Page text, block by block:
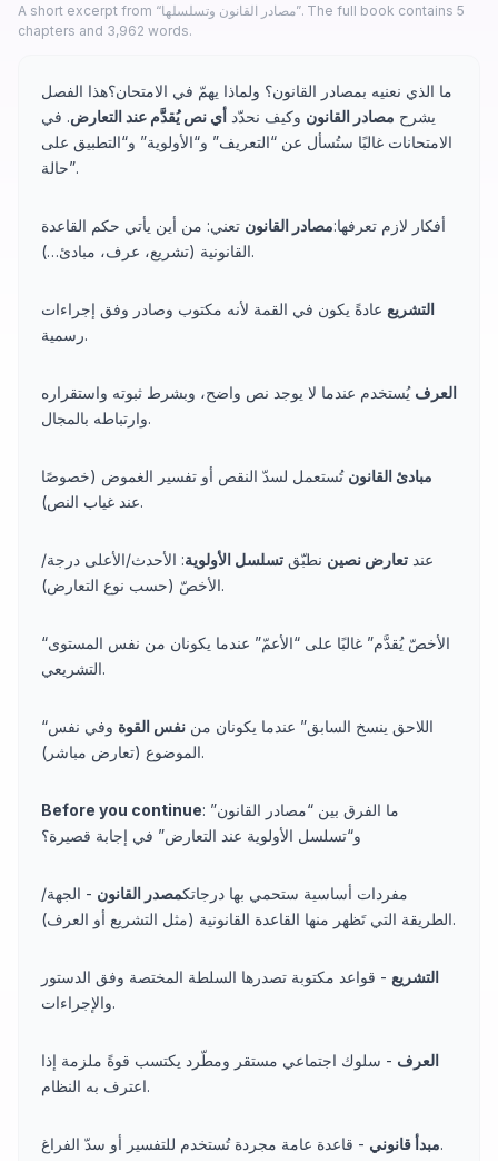
A short excerpt from “مصادر القانون وتسلسلها”. The full book contains 5
chapters and 3,962 words.
ما الذي نعنيه بمصادر القانون؟ ولماذا يهمّ في الامتحان؟هذا الفصل
يشرح مصادر القانون وكيف نحدّد أي نص يُقدَّم عند التعارض. في
الامتحانات غالبًا ستُسأل عن “التعريف” و“الأولوية” و“التطبيق على
حالة”.
أفكار لازم تعرفها:مصادر القانون تعني: من أين يأتي حكم القاعدة
القانونية (تشريع، عرف، مبادئ…).
التشريع عادةً يكون في القمة لأنه مكتوب وصادر وفق إجراءات
رسمية.
العرف يُستخدم عندما لا يوجد نص واضح، وبشرط ثبوته واستقراره
وارتباطه بالمجال.
مبادئ القانون تُستعمل لسدّ النقص أو تفسير الغموض (خصوصًا
عند غياب النص).
عند تعارض نصين نطبّق تسلسل الأولوية: الأحدث/الأعلى درجة/
الأخصّ (حسب نوع التعارض).
“الأخصّ يُقدَّم” غالبًا على “الأعمّ” عندما يكونان من نفس المستوى
التشريعي.
“اللاحق ينسخ السابق” عندما يكونان من نفس القوة وفي نفس
الموضوع (تعارض مباشر).
Before you continue: ما الفرق بين “مصادر القانون”
و“تسلسل الأولوية عند التعارض” في إجابة قصيرة؟
مفردات أساسية ستحمي بها درجاتكمصدر القانون - الجهة/
الطريقة التي تَظهر منها القاعدة القانونية (مثل التشريع أو العرف).
التشريع - قواعد مكتوبة تصدرها السلطة المختصة وفق الدستور
والإجراءات.
العرف - سلوك اجتماعي مستقر ومطّرد يكتسب قوةً ملزمة إذا
اعترف به النظام.
مبدأ قانوني- قاعدة عامة مجردة تُستخدم للتفسير أو سدّ الفراغ.